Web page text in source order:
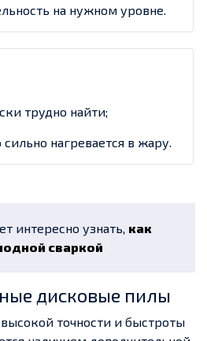
на нужном уровне.
трудно найти;
нагревается в жару.
интересно узнать, как
сваркой
дисковые пилы
точности и быстроты